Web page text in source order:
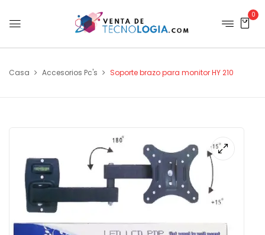
0
Casa Accesorios Pc's Soporte brazo para monitor HY 210